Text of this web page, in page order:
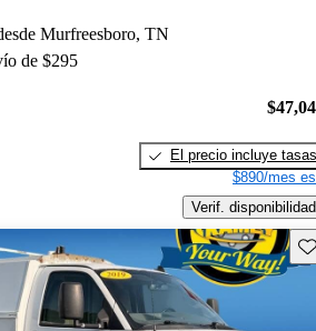
Murfreesboro, TN
de $295
El precio incluye tasas
$890/mes
Verif. disponibilidad